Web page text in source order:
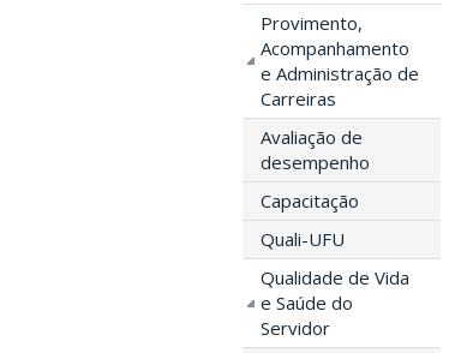
Provimento,
Acompanhamento
e Administração de
Carreiras
Avaliação de
desempenho
Capacitação
Quali-UFU
Qualidade de Vida
e Saúde do
Servidor